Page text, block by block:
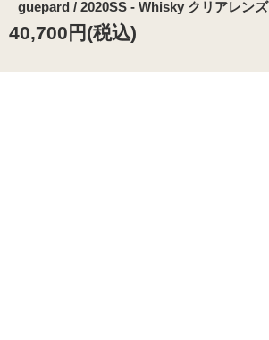
guepard / 2020SS - Whisky クリアレンズ
40,700円(税込)